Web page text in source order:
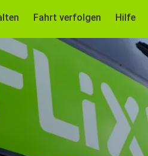
Fahrt verfolgen Hilfe